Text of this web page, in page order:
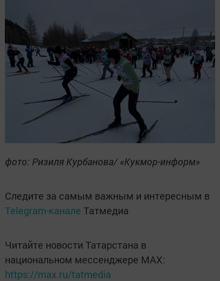
фото: Ризиля Курбанова/ «Кукмор-информ»
Следите за самым важным и интересным в
Telegram-канале Татмедиа
Читайте новости Татарстана в
национальном мессенджере MАХ:
https://max.ru/tatmedia